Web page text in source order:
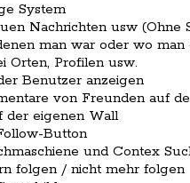
System
Nachrichten usw (Ohne
man war oder wo
Orten, Profilen usw.
Benutzer anzeigen
von Freunden auf
der eigenen Wall
Button
und Contex
folgen / nicht mehr folgen